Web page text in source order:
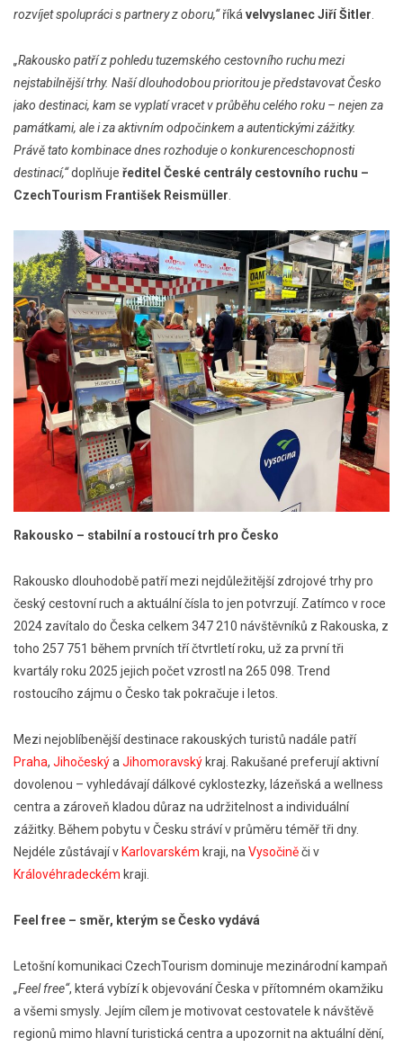
rozvíjet spolupráci s partnery z oboru,“říká velvyslanec Jiří Šitler
„Rakousko patří z pohledu tuzemského cestovního ruchu mezi
nejstabilnější trhy. Naší dlouhodobou prioritou je představovat Česko
jako destinaci, kam se vyplatí vracet v průběhu celého roku – nejen za
památkami, ale i za aktivním odpočinkem a autentickými zážitky.
Právě tato kombinace dnes rozhoduje o konkurenceschopnosti
destinací,“doplňuje ředitel České centrály cestovního ruchu –
CzechTourism František Reismüller
Rakousko – stabilní a rostoucí trh pro Česko
Rakousko dlouhodobě patří mezi nejdůležitější zdrojové trhy pro
český cestovní ruch a aktuální čísla to jen potvrzují. Zatímco v roce
2024 zavítalo do Česka celkem 347 210 návštěvníků z Rakouska, z
toho 257 751 během prvních tří čtvrtletí roku, už za první tři
kvartály roku 2025 jejich počet vzrostl na 265 098. Trend
rostoucího zájmu o Česko tak pokračuje i letos.
Mezi nejoblíbenější destinace rakouských turistů nadále patří
Praha, Jihočeskýa Jihomoravský kraj. Rakušané preferují aktivní
dovolenou – vyhledávají dálkové cyklostezky, lázeňská a wellness
centra a zároveň kladou důraz na udržitelnost a individuální
zážitky. Během pobytu v Česku stráví v průměru téměř tři dny.
Nejdéle zůstávají v Karlovarském kraji, na Vysočiněči v
Královéhradeckém kraji.
Feel free – směr, kterým se Česko vydává
Letošní komunikaci CzechTourism dominuje mezinárodní kampaň
„Feel free“, která vybízí k objevování Česka v přítomném okamžiku
a všemi smysly. Jejím cílem je motivovat cestovatele k návštěvě
regionů mimo hlavní turistická centra a upozornit na aktuální dění,